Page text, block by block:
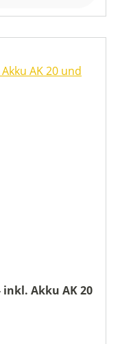
inkl. Akku AK 20